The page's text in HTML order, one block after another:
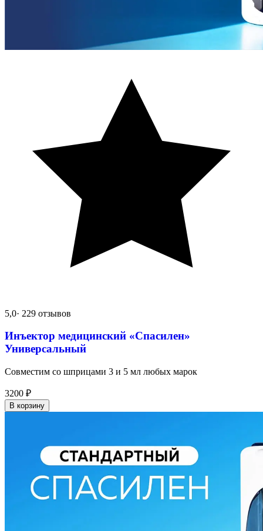
5,0· 229 отзывов
Инъектор медицинский «Спасилен»
Универсальный
Совместим со шприцами 3 и 5 мл любых марок
3200 ₽
В корзину